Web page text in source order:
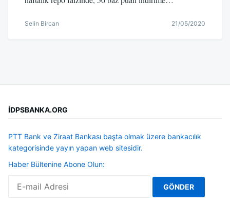
Selin Bircan 21/05/2020
İDPSBANKA.ORG
PTT Bank ve Ziraat Bankası başta olmak üzere bankacılık
kategorisinde yayın yapan web sitesidir.
Haber Bültenine Abone Olun: